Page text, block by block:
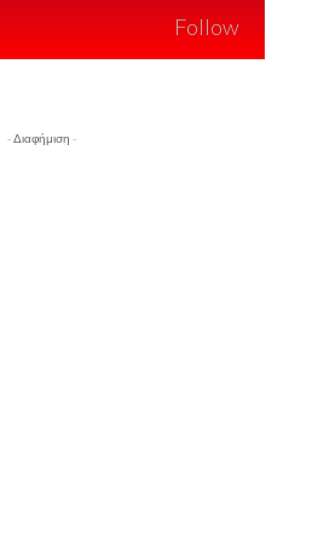
Follow
- Διαφήμιση -